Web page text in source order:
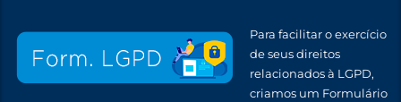
Para facilitar o exercício
de seus direitos
relacionados à LGPD,
criamos um Formulário